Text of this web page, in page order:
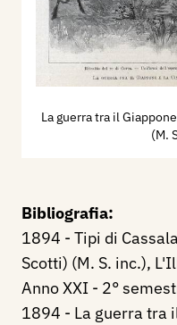
La guerra tra il
(M.
Bibliografia:
1894 - Tipi di
Scotti) (M. S. inc.),
Anno XXI - 2°
1894 - La guerra tra